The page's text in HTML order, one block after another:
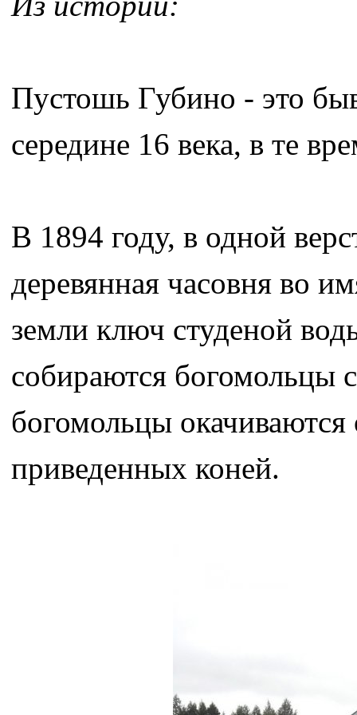
Пустошь Губино - это
середине 16 века, в те
В 1894 году, в одной
деревянная часовня во
земли ключ студеной
собираются богомольцы
богомольцы
приведенных коней.